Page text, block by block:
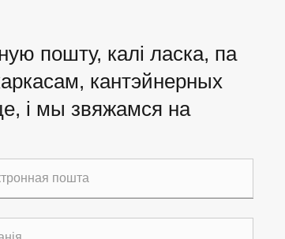
пошту, калі ласка, па
кантэйнерных
і мы звяжамся на